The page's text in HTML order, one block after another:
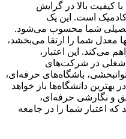
کیفیت بالا در گرایش
است. این یک
شما محسوب می‌شود.
معدل شما را ارتقا می‌بخشد،
می‌کند. این اعتبار،
شغلی در شرکت‌های
باشگاه‌های حرفه‌ای،
بهترین دانشگاه‌ها باز خواهد
و نگارشی حرفه‌ای،
که اعتبار شما را در جامعه